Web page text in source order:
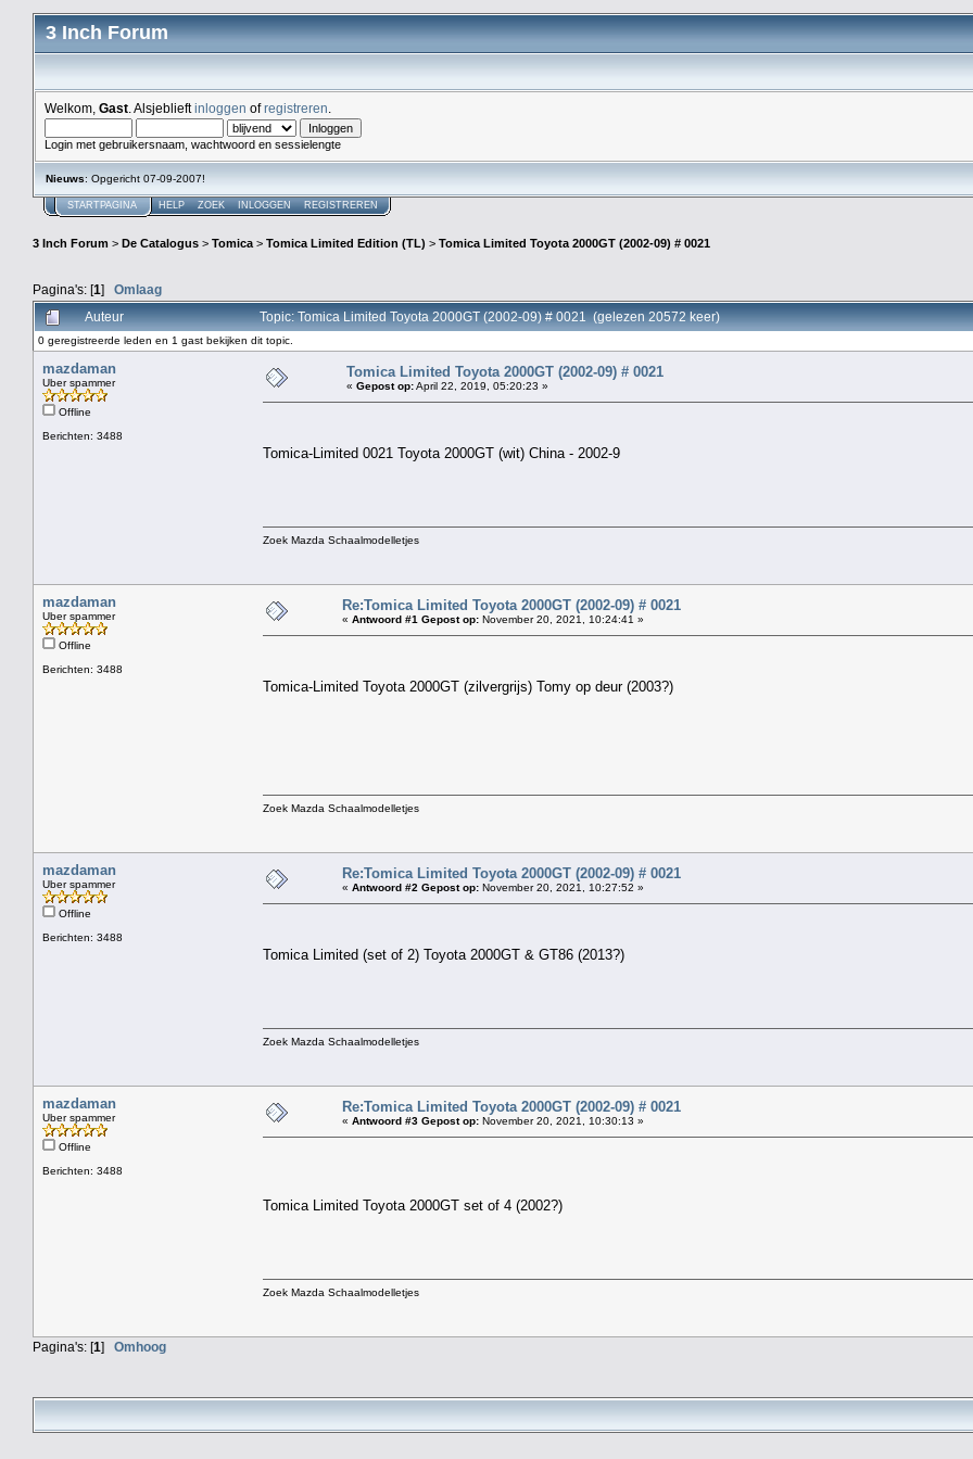
3 Inch Forum
Welkom, Gast . Alsjeblieftinloggen ofregistreren
Login met gebruikersnaam, wachtwoord en sessielengte
Nieuws: Opgericht 07-09-2007!
STARTPAGINA HELP ZOEK INLOGGEN REGISTREREN
3 Inch Forum > De Catalogus > Tomica > Tomica Limited Edition (TL) > Tomica Limited Toyota 2000GT (2002-09) # 0021
Pagina's: [1] Omlaag
Auteur Topic: Tomica Limited Toyota 2000GT (2002-09) # 0021 (gelezen 20572 keer)
0 geregistreerde leden en 1 gast bekijken dit topic.
mazdaman
Uber spammer
Offline
Berichten: 3488
Tomica Limited Toyota 2000GT (2002-09) # 0021
« Gepost op:April 22, 2019, 05:20:23 »
Tomica-Limited 0021 Toyota 2000GT (wit) China - 2002-9
Zoek Mazda Schaalmodelletjes
mazdaman
Uber spammer
Offline
Berichten: 3488
Re:Tomica Limited Toyota 2000GT (2002-09) # 0021
« Antwoord #1 Gepost op: November 20, 2021, 10:24:41 »
Tomica-Limited Toyota 2000GT (zilvergrijs) Tomy op deur (2003?)
Zoek Mazda Schaalmodelletjes
mazdaman
Uber spammer
Offline
Berichten: 3488
Re:Tomica Limited Toyota 2000GT (2002-09) # 0021
« Antwoord #2 Gepost op: November 20, 2021, 10:27:52 »
Tomica Limited (set of 2) Toyota 2000GT & GT86 (2013?)
Zoek Mazda Schaalmodelletjes
mazdaman
Uber spammer
Offline
Berichten: 3488
Re:Tomica Limited Toyota 2000GT (2002-09) # 0021
« Antwoord #3 Gepost op: November 20, 2021, 10:30:13 »
Tomica Limited Toyota 2000GT set of 4 (2002?)
Zoek Mazda Schaalmodelletjes
Pagina's: [1] Omhoog